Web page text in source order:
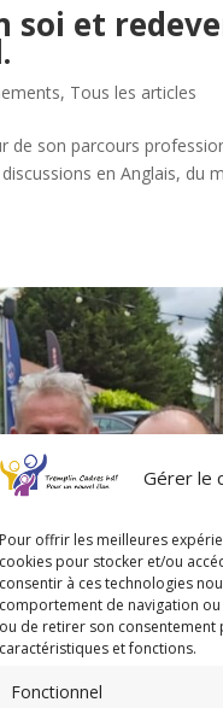
Gérer le
Pour offrir les meilleures
cookies pour stocker et/ou
consentir à ces technologies
comportement de navigation ou
ou de retirer son consentement
caractéristiques et fonctions.
Fonctionnel
soi et
, Tous les articles
de son parcours
en Anglais, du